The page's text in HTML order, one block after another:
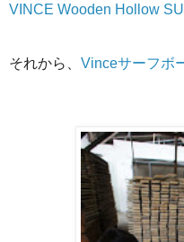
VINCE Wooden Hollow
それから、 Vinceサーフボ